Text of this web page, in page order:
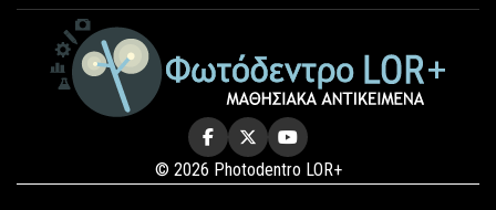
© 2026 Photodentro LOR+